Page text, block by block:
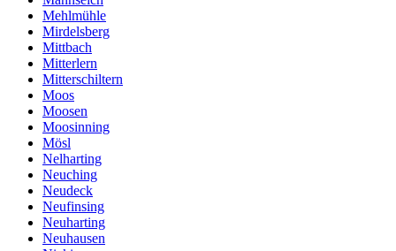
Mehlmühle
Mirdelsberg
Mittbach
Mitterlern
Mitterschiltern
Moos
Moosen
Moosinning
Mösl
Nelharting
Neuching
Neudeck
Neufinsing
Neuharting
Neuhausen